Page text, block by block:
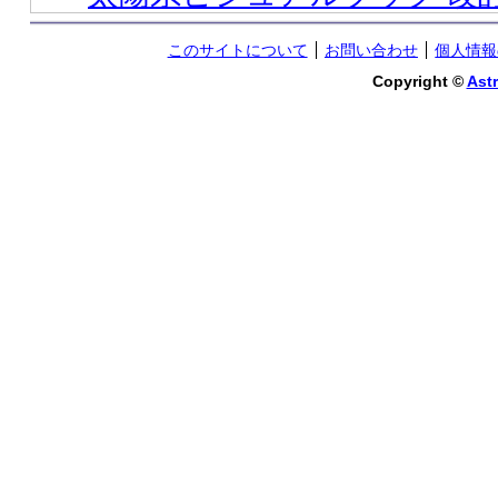
このサイトについて お問い合わせ
個人情
Copyright ©